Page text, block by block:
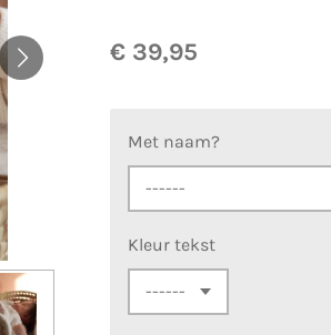
€ 39,95
Met naam?
Kleur tekst